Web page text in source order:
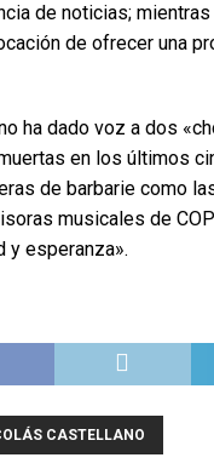
de noticias;
de ofrecer una
ha dado voz a dos
en los últimos
de barbarie como
musicales de
y esperanza».
CASTELLANO